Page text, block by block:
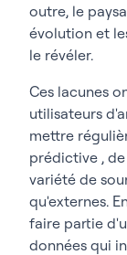
outre, le
évolution et
le révéler.
Ces lacunes
utilisateurs
mettre
prédictive ,
variété de
qu'externes.
faire partie
données qui